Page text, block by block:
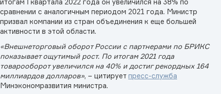
итогам I квартала 2022 года он увеличился на 38% по
сравнении с аналогичным периодом 2021 года. Министр
призвал компании из стран объединения к еще большей
активности в этой области.
«Внешнеторговый оборот России с партнерами по БРИКС
показывает ощутимый рост. По итогам 2021 года
товарооборот увеличился на 40% и достиг рекордных 164
миллиардов долларов», – цитирует пресс-служба
Минэкономразвития министра.